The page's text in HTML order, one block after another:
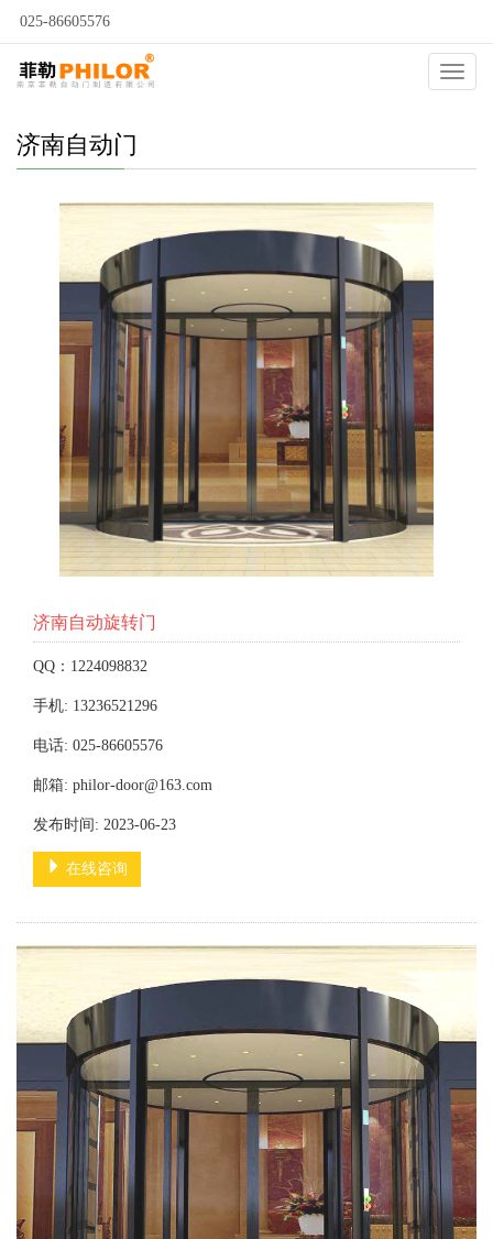
025-86605576
自动门
济南自动门
济南自动旋转门
QQ：1224098832
手机: 13236521296
电话: 025-86605576
邮箱: philor-door@163.com
发布时间: 2023-06-23
在线咨询